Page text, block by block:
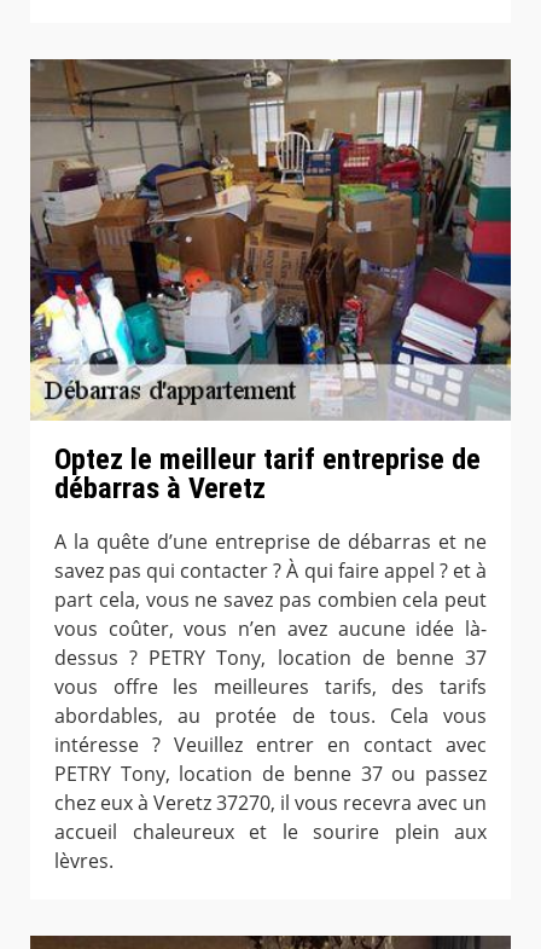
Optez le meilleur tarif entreprise de
débarras à Veretz
A la quête d’une entreprise de débarras et ne
savez pas qui contacter ? À qui faire appel ? et à
part cela, vous ne savez pas combien cela peut
vous coûter, vous n’en avez aucune idée là-
dessus ? PETRY Tony, location de benne 37
vous offre les meilleures tarifs, des tarifs
abordables, au protée de tous. Cela vous
intéresse ? Veuillez entrer en contact avec
PETRY Tony, location de benne 37 ou passez
chez eux à Veretz 37270, il vous recevra avec un
accueil chaleureux et le sourire plein aux
lèvres.